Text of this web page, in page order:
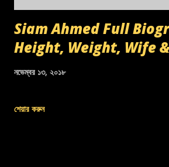
Siam Ahmed Full
Height, Weight, Wife
নভেম্বর ১৩, ২০১৮
শেয়ার করুন